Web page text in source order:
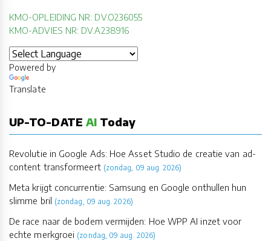
KMO-OPLEIDING NR: DV.O236055
KMO-ADVIES NR: DV.A238916
Powered by
Translate
UP-TO-DATE AI Today
Revolutie in Google Ads: Hoe Asset Studio de creatie van ad-
content transformeert (zondag, 09 aug. 2026)
Meta krijgt concurrentie: Samsung en Google onthullen hun
slimme bril (zondag, 09 aug. 2026)
De race naar de bodem vermijden: Hoe WPP AI inzet voor
echte merkgroei (zondag, 09 aug. 2026)